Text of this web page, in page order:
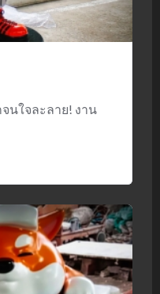
นใจละลาย! งาน